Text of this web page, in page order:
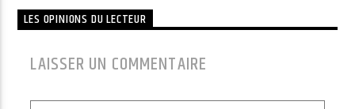
LES OPINIONS DU LECTEUR
LAISSER UN COMMENTAIRE